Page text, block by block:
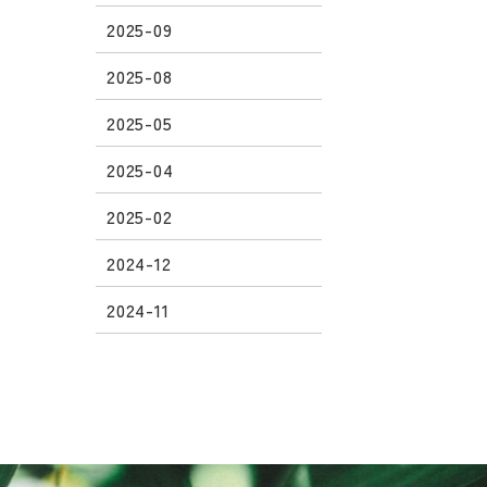
2025-09
2025-08
2025-05
2025-04
2025-02
2024-12
2024-11